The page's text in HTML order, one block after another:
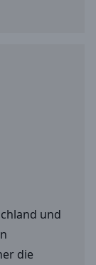
und
die